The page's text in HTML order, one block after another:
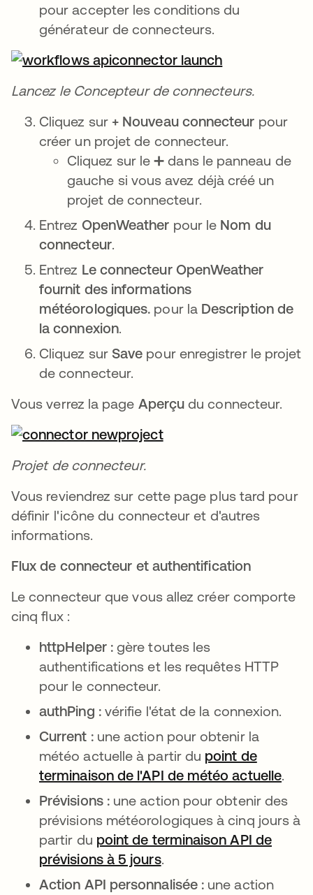
pour accepter les conditions du
générateur de connecteurs.
Lancez le Concepteur de connecteurs.
Cliquez sur + Nouveau connecteur pour
créer un projet de connecteur.
Cliquez sur le ➕ dans le panneau de
gauche si vous avez déjà créé un
projet de connecteur.
Entrez OpenWeather pour le Nom du
connecteur.
Entrez Le connecteur OpenWeather
fournit des informations
météorologiques. pour la Description de
la connexion.
Cliquez sur Save pour enregistrer le projet
de connecteur.
Vous verrez la page Aperçu du connecteur.
Projet de connecteur.
Vous reviendrez sur cette page plus tard pour
définir l'icône du connecteur et d'autres
informations.
Flux de connecteur et authentification
Le connecteur que vous allez créer comporte
cinq flux :
httpHelper :gère toutes les
authentifications et les requêtes HTTP
pour le connecteur.
authPing :vérifie l'état de la connexion.
Current :une action pour obtenir la
météo actuelle à partir du point de
terminaison de l'API de météo actuelle.
Prévisions :une action pour obtenir des
prévisions météorologiques à cinq jours à
partir du point de terminaison API de
prévisions à 5 jourss’ouvre dans un nouvel
.
Action API personnalisée : une action